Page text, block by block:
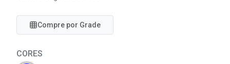
Compre por Grade
CORES